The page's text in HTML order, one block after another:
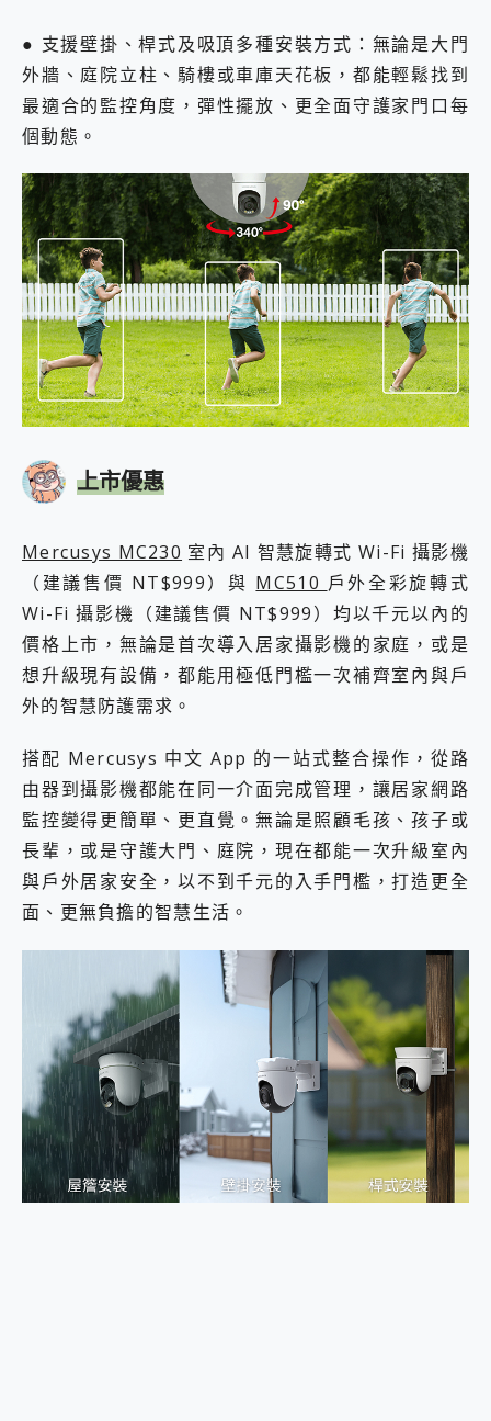
● 支援壁掛、桿式及吸頂多種安裝方式：無論是大門
外牆、庭院立柱、騎樓或車庫天花板，都能輕鬆找到
最適合的監控角度，彈性擺放、更全面守護家門口每
個動態。
上市優惠
Mercusys MC230 室內 AI 智慧旋轉式 Wi-Fi 攝影機
（建議售價 NT$999）與 MC510 戶外全彩旋轉式
Wi-Fi 攝影機（建議售價 NT$999）均以千元以內的
價格上市，無論是首次導入居家攝影機的家庭，或是
想升級現有設備，都能用極低門檻一次補齊室內與戶
外的智慧防護需求。
搭配 Mercusys 中文 App 的一站式整合操作，從路
由器到攝影機都能在同一介面完成管理，讓居家網路
監控變得更簡單、更直覺。無論是照顧毛孩、孩子或
長輩，或是守護大門、庭院，現在都能一次升級室內
與戶外居家安全，以不到千元的入手門檻，打造更全
面、更無負擔的智慧生活。